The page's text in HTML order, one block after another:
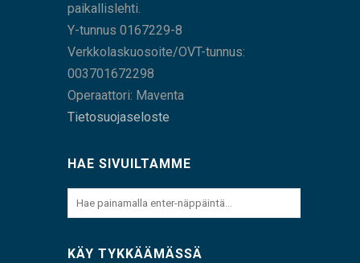
paikallislehti.
Y-tunnus 0167229-8
Verkkolaskuosoite/OVT-tunnus:
003701672298
Operaattori: Maventa
Tietosuojaseloste
HAE SIVUILTAMME
KÄY TYKKÄÄMÄSSÄ